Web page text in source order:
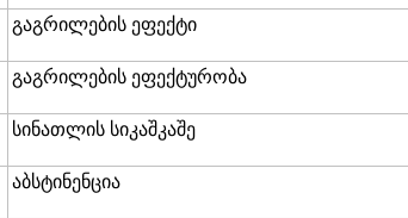
გაგრილების ეფექტი
გაგრილების ეფექტურობა
სინათლის სიკაშკაშე
აბსტინენცია